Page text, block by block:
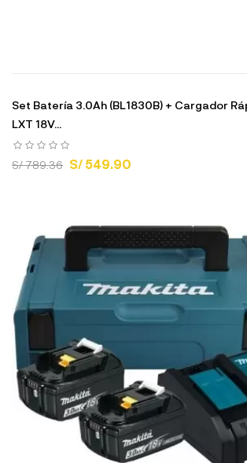
Set Batería 3.0Ah (BL1830B) + Cargador
LXT 18V...
S/ 789.36 S/ 549.90